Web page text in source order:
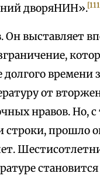
дворяНИН».
выставляет
времени
от
нравов. Но, с
строки, прошло